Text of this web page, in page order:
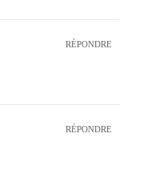
RÉPONDRE
RÉPONDRE